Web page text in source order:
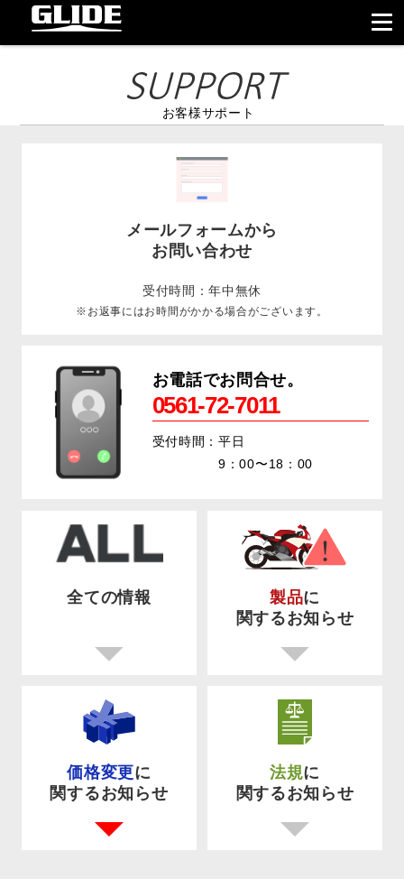
お客様サポート
メールフォームから
お問い合わせ
受付時間：年中無休
※お返事にはお時間がかかる場合がございます。
お電話でお問合せ。
0561-72-7011
受付時間：平日
9：00〜18：00
全ての情報 製品に
関するお知らせ
価格変更に
関するお知らせ
法規に
関するお知らせ